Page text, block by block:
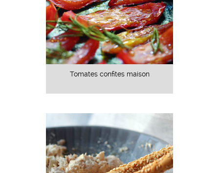
Tomates confites maison